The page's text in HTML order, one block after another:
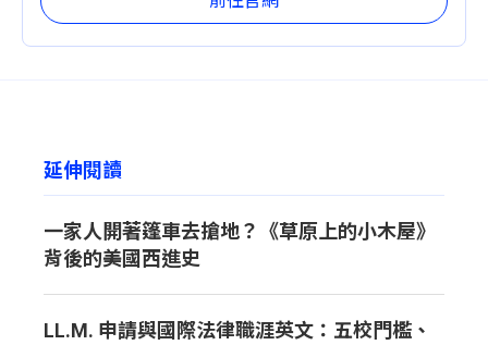
延伸閱讀
一家人開著篷車去搶地？《草原上的小木屋》
背後的美國西進史
LL.M. 申請與國際法律職涯英文：五校門檻、